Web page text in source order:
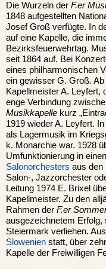
Die Wurzeln der F.er
1848 aufgestellten
Josef Groß verfügte. In
auf eine Kapelle, die
Bezirksfeuerwehrtag.
seit 1864 auf. Bei
eines philharmonischen
ein gewisser G. Groß.
Kapellmeister A. Leyfert,
enge Verbindung
Musikkapelle kurz
1919 wieder A. Leyfert.
als Lagermusik im
k. Monarchie war. 1928
Umfunktionierung in
Salonorchesters aus den
Salon-, Jazzorchester
Leitung 1974 E. Brixel
Kapellmeister. Zu den
Rahmen der F.er
ausgezeichnetem Erfolg,
Steiermark verliehen.
Slowenien statt, über
Kapelle der Freiwilligen